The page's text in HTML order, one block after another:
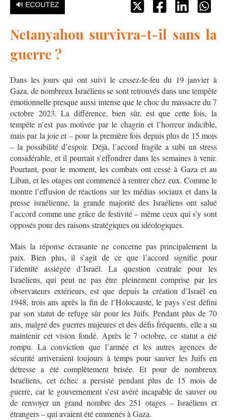
🔊 ECOUTEZ
Netanyahou survivra-t-il sans la
guerre ?
Dans les jours qui ont suivi le cessez-le-feu du 19 janvier à
Gaza, de nombreux Israéliens se sont retrouvés dans une tempête
émotionnelle presque aussi intense que le choc du massacre du 7
octobre 2023. La différence, bien sûr, est que cette fois, la
tempête n’est pas motivée par le chagrin et l’horreur indicible,
mais par la joie et – pour la première fois depuis plus de 15 mois
– la possibilité d’espoir. Déjà, l’accord fragile a subi un stress
considérable, et il pourrait s’effondrer dans les semaines à venir.
Pourtant, pour le moment, les combats ont cessé à Gaza et au
Liban, et les otages ont commencé à rentrer chez eux. Comme le
montre l’effusion de réactions sur les médias sociaux et dans la
presse israélienne, la grande majorité des Israéliens ont salué
l’accord comme une grâce de festivité – même ceux qui s’y sont
opposés pour des raisons stratégiques ou idéologiques.
Mais la réponse écrasante ne concerne pas principalement la
paix. Bien plus, il s’agit de ce que l’accord signifie pour
l’identité assiégée d’Israël. La question centrale pour les
Israéliens, qui peut ne pas être pleinement comprise par les
observateurs extérieurs, est que depuis la création d’Israël en
1948, trois ans après la fin de l’Holocauste, le pays s’est défini
par son statut de refuge sûr pour les Juifs. Pendant plus de 70
ans, malgré des guerres majeures et des défis fréquents, elle a su
maintenir cet vision fondé. Après le 7 octobre, ce statut a été
rompu. La conviction que l’armée et les autres agences de
sécurité arriveraient toujours à temps pour sauver les Juifs en
détresse a été complètement brisée. Et pour de nombreux
Israéliens, cet échec a persisté pendant plus de 15 mois de
guerre, car le gouvernement s’est avéré incapable de sauver ou
de renvoyer un grand nombre des 251 otages – Israéliens et
étrangers – qui avaient été emmenés à Gaza.